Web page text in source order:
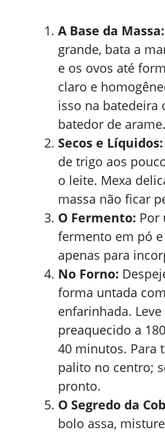
A Base da Massa:
grande, bata a
e os ovos até
claro e
isso na batedeira
batedor de arame.
Secos e Líquidos:
de trigo aos
o leite. Mexa
massa não ficar
O Fermento: Por
fermento em pó
apenas para
No Forno:
forma untada
enfarinhada.
preaquecido a
40 minutos. Para
palito no centro;
pronto.
O Segredo da
bolo assa,